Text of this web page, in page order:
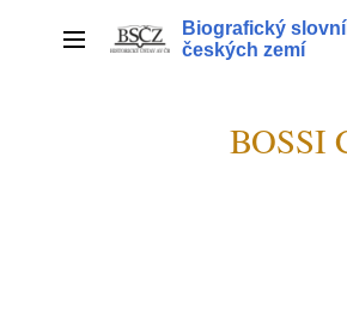
Hlavní menu
Biografický
českých zemí
BOSSI